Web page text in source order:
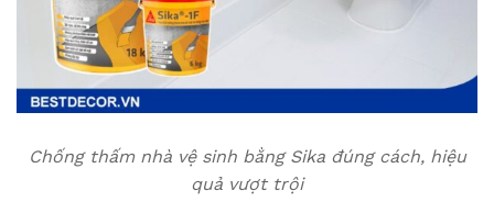
Chống thấm nhà vệ sinh bằng Sika đúng cách, hiệu
quả vượt trội